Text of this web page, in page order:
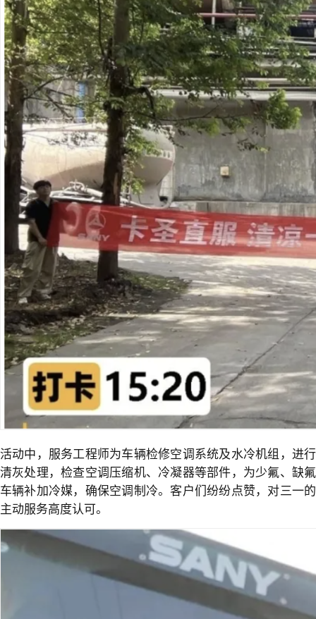
活动中，服务工程师为车辆检修空调系统及水冷机组，进行
清灰处理，检查空调压缩机、冷凝器等部件，为少氟、缺氟
车辆补加冷媒，确保空调制冷。客户们纷纷点赞，对三一的
主动服务高度认可。